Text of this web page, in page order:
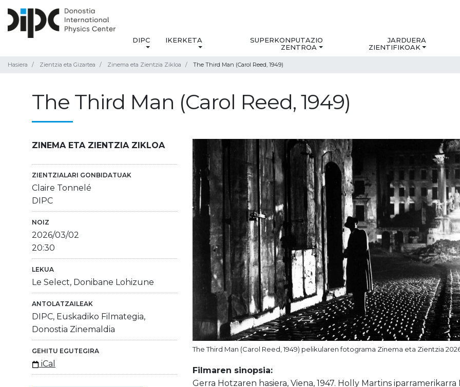
DIPC IKERKETA
SUPERKONPUTAZIO
ZENTROA
JARDUERA
ZIENTIFIKOAK
Hasiera Zientzia eta Gizartea Zinema eta Zientzia Zikloa The Third Man (Carol Reed, 1949)
The Third Man (Carol Reed, 1949)
ZINEMA ETA ZIENTZIA ZIKLOA
ZIENTZIALARI GONBIDATUAK
Claire Tonnelé
DIPC
NOIZ
2026/03/02
20:30
LEKUA
Le Select, Donibane Lohizune
ANTOLATZAILEAK
DIPC, Euskadiko Filmategia,
Donostia Zinemaldia
GEHITU EGUTEGIRA
iCal
The Third Man (Carol Reed, 1949) pelikularen fotograma Zinema eta Zientzia
Filmaren sinopsia:
Gerra Hotzaren hasiera, Viena, 1947. Holly Martins